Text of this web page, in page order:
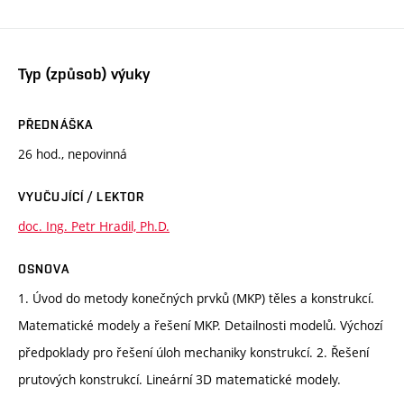
Typ (způsob) výuky
PŘEDNÁŠKA
26 hod., nepovinná
VYUČUJÍCÍ / LEKTOR
doc. Ing. Petr Hradil, Ph.D.
OSNOVA
1. Úvod do metody konečných prvků (MKP) těles a konstrukcí.
Matematické modely a řešení MKP. Detailnosti modelů. Výchozí
předpoklady pro řešení úloh mechaniky konstrukcí. 2. Řešení
prutových konstrukcí. Lineární 3D matematické modely.